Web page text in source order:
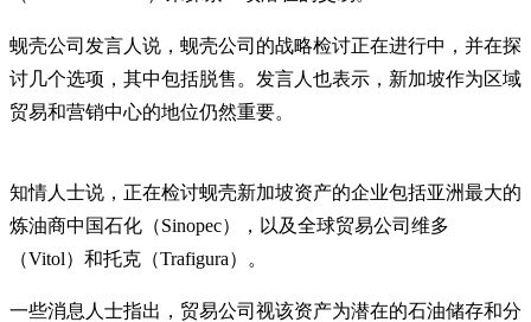
蚬壳公司发言人说，蚬壳公司的战略检讨正在进行中，并在探
讨几个选项，其中包括脱售。发言人也表示，新加坡作为区域
贸易和营销中心的地位仍然重要。
知情人士说，正在检讨蚬壳新加坡资产的企业包括亚洲最大的
炼油商中国石化（Sinopec），以及全球贸易公司维多
（Vitol）和托克（Trafigura）。
一些消息人士指出，贸易公司视该资产为潜在的石油储存和分